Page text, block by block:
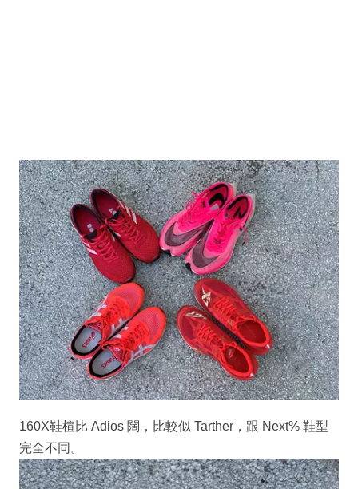
160X鞋楦比 Adios 闊，比較似 Tarther，跟 Next% 鞋型
完全不同。